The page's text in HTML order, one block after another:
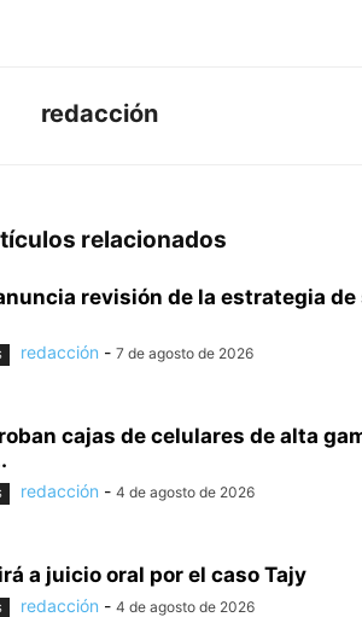
redacción
relacionados
revisión de la estrategia de
redacción - 7 de agosto de 2026
cajas de celulares de alta
redacción - 4 de agosto de 2026
a juicio oral por el caso Tajy
redacción - 4 de agosto de 2026